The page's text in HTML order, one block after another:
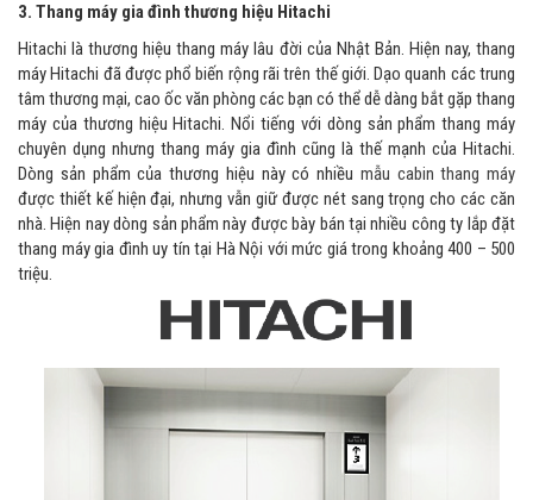
3. Thang máy gia đình thương hiệu Hitachi
Hitachi là thương hiệu thang máy lâu đời của Nhật Bản. Hiện nay, thang
máy Hitachi đã được phổ biến rộng rãi trên thế giới. Dạo quanh các trung
tâm thương mại, cao ốc văn phòng các bạn có thể dễ dàng bắt gặp thang
máy của thương hiệu Hitachi. Nổi tiếng với dòng sản phẩm thang máy
chuyên dụng nhưng thang máy gia đình cũng là thế mạnh của Hitachi.
Dòng sản phẩm của thương hiệu này có nhiều mẫu cabin thang máy
được thiết kế hiện đại, nhưng vẫn giữ được nét sang trọng cho các căn
nhà. Hiện nay dòng sản phẩm này được bày bán tại nhiều công ty lắp đặt
thang máy gia đình uy tín tại Hà Nội với mức giá trong khoảng 400 – 500
triệu.